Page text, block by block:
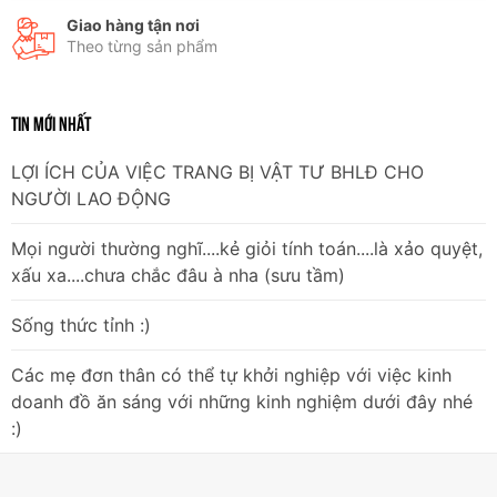
mát mẻ ngay khi mặc. Khả năng thấm hút mồ hôi cực tốt giúp
nhân viên an ninh luôn giữ được sự khô thoáng, dễ chịu khi
vận động hoặc làm việc dưới thời tiết oi nóng.
Thiết kế chuẩn quy định Bộ
May theo mẫu chung do Bộ Công An quy định dành cho nhân
viên bảo vệ và vệ sĩ chuyên nghiệp. Áo tay ngắn màu xanh
giúp nâng tầm hình ảnh chuyên nghiệp cho đơn vị.
không phai màu
Đường may sắc sảo, chắc chắn. Chất vải cao cấp cam kết
không bị phai màu hay xù lông sau nhiều lần giặt giũ, giữ
Giao hàng tận nơi
Theo từng sản phẩm
TIN MỚI NHẤT
LỢI ÍCH CỦA VIỆC TRANG BỊ VẬT TƯ BHLĐ CHO
NGƯỜI LAO ĐỘNG
Mọi người thường nghĩ....kẻ giỏi tính toán....là xảo quyệt,
xấu xa....chưa chắc đâu à nha (sưu tầm)
Sống thức tỉnh :)
Các mẹ đơn thân có thể tự khởi nghiệp với việc kinh
doanh đồ ăn sáng với những kinh nghiệm dưới đây nhé
:)